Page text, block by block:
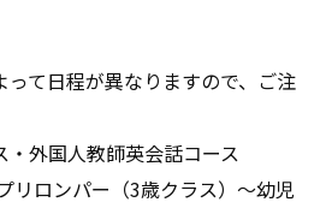
て日程が異なりますので、ご注
・外国人教師英会話コース
リロンパー（3歳クラス）～幼児